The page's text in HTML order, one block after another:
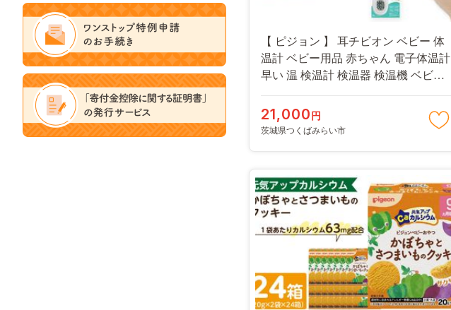
【 ピジョン 】 耳チビオン ベビー 体
温計 ベビー用品 赤ちゃん 電子体温計
早い 温 検温計 検温器 検温機 ベビー
21,000 円
茨城県つくばみらい市